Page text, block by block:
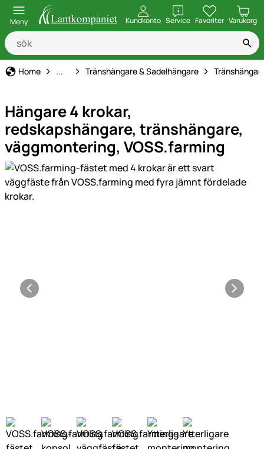
Meny Kundkonto ServiceöppnaFavoriter Varukorg
Home Stallinredning
... Tränshängare & Sadelhängare
Hängare 4 krokar,
redskapshängare, tränshängare,
väggmontering, VOSS.farming
Produktgaleri